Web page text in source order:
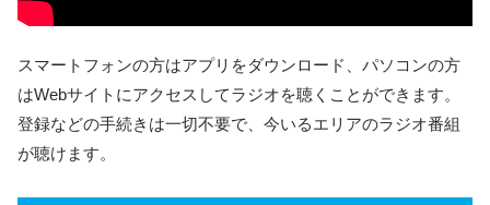
スマートフォンの方はアプリをダウンロード、パソコンの方
はWebサイトにアクセスしてラジオを聴くことができます。
登録などの手続きは一切不要で、今いるエリアのラジオ番組
が聴けます。